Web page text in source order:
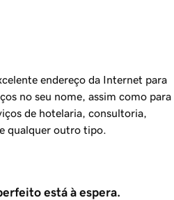
endereço da Internet para
no seu nome, assim como para
de hotelaria, consultoria,
qualquer outro tipo.
está à espera.